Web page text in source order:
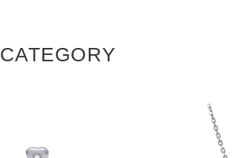
CATEGORY